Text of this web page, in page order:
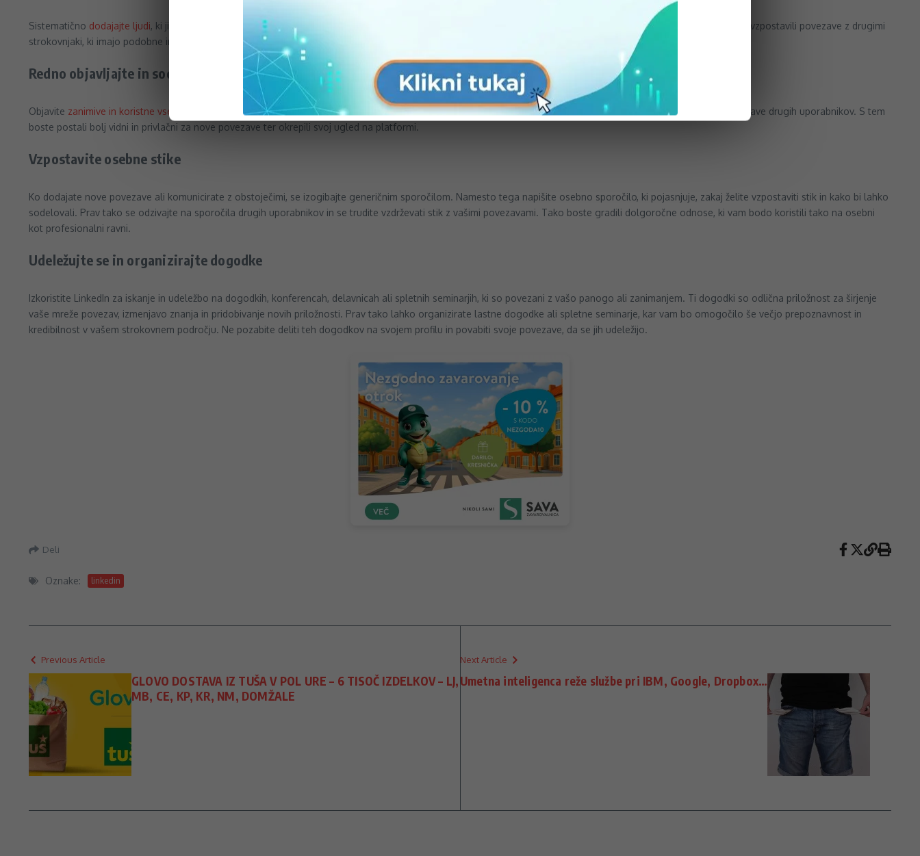
Sistematično dodajajte ljudi, ki jih poznate osebno ali prek poslovnega okolja. Poleg tega lahko sledite podjetjem in skupinam v vaši panogi, da boste lažje našli in vzpostavili povezave z drugimi
strokovnjaki, ki imajo podobne interese. Ne omejujte se samo na dodajanje ljudi, ki jih že poznate, ampak skušajte biti proaktivni pri iskanju novih povezav.
Redno objavljajte in sodelujte
Objavite zanimive in koristne vsebine,
ki odražajo vaše strokovno znanje in interese. Delite svoje dosežke, zanimive članke, razmišljanja o panogi in komentirajte objave drugih uporabnikov. S tem
boste postali bolj vidni in privlačni za nove povezave ter okrepili svoj ugled na platformi.
Vzpostavite osebne stike
Ko dodajate nove povezave ali komunicirate z obstoječimi, se izogibajte generičnim sporočilom. Namesto tega napišite osebno sporočilo, ki pojasnjuje, zakaj želite vzpostaviti stik in kako bi lahko
sodelovali. Prav tako se odzivajte na sporočila drugih uporabnikov in se trudite vzdrževati stik z vašimi povezavami. Tako boste gradili dolgoročne odnose, ki vam bodo koristili tako na osebni
kot profesionalni ravni.
Udeležujte se in organizirajte dogodke
Izkoristite LinkedIn za iskanje in udeležbo na dogodkih, konferencah, delavnicah ali spletnih seminarjih, ki so povezani z vašo panogo ali zanimanjem. Ti dogodki so odlična priložnost za širjenje
vaše mreže povezav, izmenjavo znanja in pridobivanje novih priložnosti. Prav tako lahko organizirate lastne dogodke ali spletne seminarje, kar vam bo omogočilo še večjo prepoznavnost in
kredibilnost v vašem strokovnem področju. Ne pozabite deliti teh dogodkov na svojem profilu in povabiti svoje povezave, da se jih udeležijo.
Deli
Oznake: linkedin
Previous Article
GLOVO DOSTAVA IZ TUŠA V POL URE – 6 TISOČ IZDELKOV – LJ,
MB, CE, KP, KR, NM, DOMŽALE
Next Article
Umetna inteligenca reže službe pri IBM, Google, Dropbox…